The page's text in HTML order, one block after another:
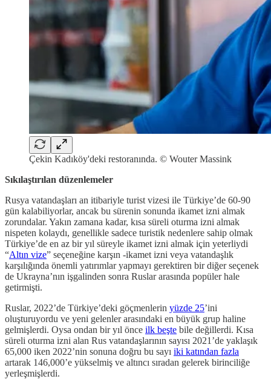
Çekin Kadıköy'deki restoranında. © Wouter Massink
Sıkılaştırılan düzenlemeler
Rusya vatandaşları an itibariyle turist vizesi ile Türkiye’de 60-90
gün kalabiliyorlar, ancak bu sürenin sonunda ikamet izni almak
zorundalar. Yakın zamana kadar, kısa süreli oturma izni almak
nispeten kolaydı, genellikle sadece turistik nedenlere sahip olmak
Türkiye’de en az bir yıl süreyle ikamet izni almak için yeterliydi
“Altın vize” seçeneğine karşın -ikamet izni veya vatandaşlık
karşılığında önemli yatırımlar yapmayı gerektiren bir diğer seçenek
de Ukrayna’nın işgalinden sonra Ruslar arasında popüler hale
getirmişti.
Ruslar, 2022’de Türkiye’deki göçmenlerin yüzde 25’ini
oluşturuyordu ve yeni gelenler arasındaki en büyük grup haline
gelmişlerdi. Oysa ondan bir yıl önce ilk beşte bile değillerdi. Kısa
süreli oturma izni alan Rus vatandaşlarının sayısı 2021’de yaklaşık
65,000 iken 2022’nin sonuna doğru bu sayı iki katından fazla
artarak 146,000’e yükselmiş ve altıncı sıradan gelerek birinciliğe
yerleşmişlerdi.